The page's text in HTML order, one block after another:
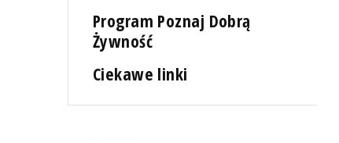
Program Poznaj Dobrą
Żywność
Ciekawe linki